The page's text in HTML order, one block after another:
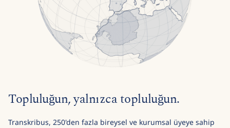
Topluluğun, yalnızca topluluğun.
Transkribus, 250'den fazla bireysel ve kurumsal üyeye sahip